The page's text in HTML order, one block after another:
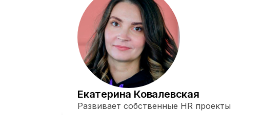
Екатерина Ковалевская
Развивает собственные HR проекты